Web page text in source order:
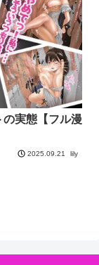
の実態【フル漫
2025.09.21 lily